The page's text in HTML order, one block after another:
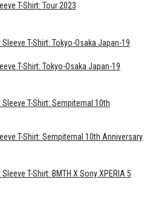
T-Shirt: Tour 2023
T-Shirt: Tokyo-Osaka Japan-19
T-Shirt: Sempiternal 10th Anniversary